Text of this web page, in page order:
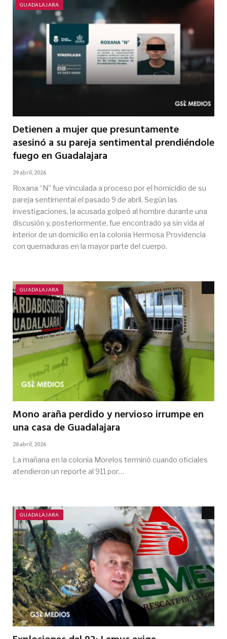
GUADALAJARA
Detienen a mujer que presuntamente
asesinó a su pareja sentimental prendiéndole
fuego en Guadalajara
29 abril, 2026
Roxana “N” fue vinculada a proceso por el homicidio de su
pareja sentimental el pasado 9 de abril. Según las
investigaciones, la acusada golpeó al hombre durante una
discusión y, posteriormente, fue encontrado ya sin vida al
interior de un domicilio en la colonia Hermosa Providencia
con quemaduras en la mayor parte del cuerpo.
GUADALAJARA
Mono araña perdido y nervioso irrumpe en
una casa de Guadalajara
28 abril, 2026
La mañana en la colonia Morelos terminó cuando oficiales
atendieron un reporte al 911 por…
GUADALAJARA